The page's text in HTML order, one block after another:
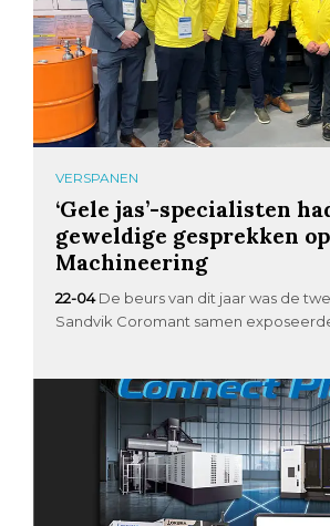
VERSPANEN
‘Gele jas’-specialisten
geweldige gesprekken op
Machineering
22-04 De beurs van dit jaar was de
Sandvik Coromant samen